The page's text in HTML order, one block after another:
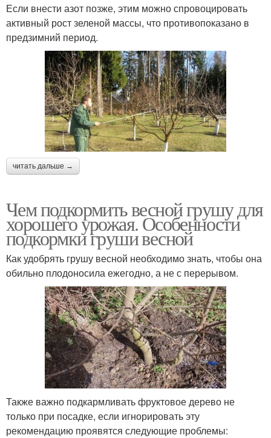
Если внести азот позже, этим можно спровоцировать
активный рост зеленой массы, что противопоказано в
предзимний период.
читать дальше →
Чем подкормить весной грушу для
хорошего урожая. Особенности
подкормки груши весной
Как удобрять грушу весной необходимо знать, чтобы она
обильно плодоносила ежегодно, а не с перерывом.
Также важно подкармливать фруктовое дерево не
только при посадке, если игнорировать эту
рекомендацию проявятся следующие проблемы: